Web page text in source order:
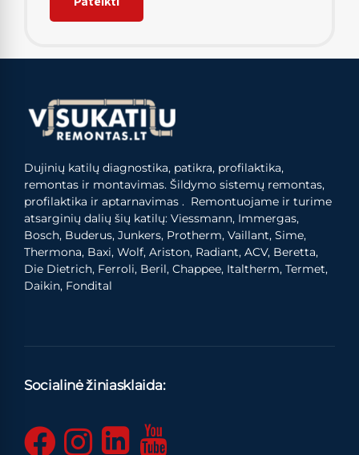
Dujinių katilų diagnostika, patikra, profilaktika,
remontas ir montavimas. Šildymo sistemų remontas,
profilaktika ir aptarnavimas . Remontuojame ir turime
atsarginių dalių šių katilų: Viessmann, Immergas,
Bosch, Buderus, Junkers, Protherm, Vaillant, Sime,
Thermona, Baxi, Wolf, Ariston, Radiant, ACV, Beretta,
Die Dietrich, Ferroli, Beril, Chappee, Italtherm, Termet,
Daikin, Fondital
Socialinė žiniasklaida: